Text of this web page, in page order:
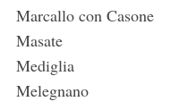
Marcallo con Casone
Masate
Mediglia
Melegnano